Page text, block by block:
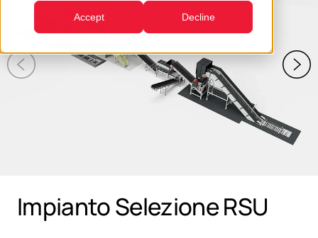
Accept Decline
Impianto Selezione RSU